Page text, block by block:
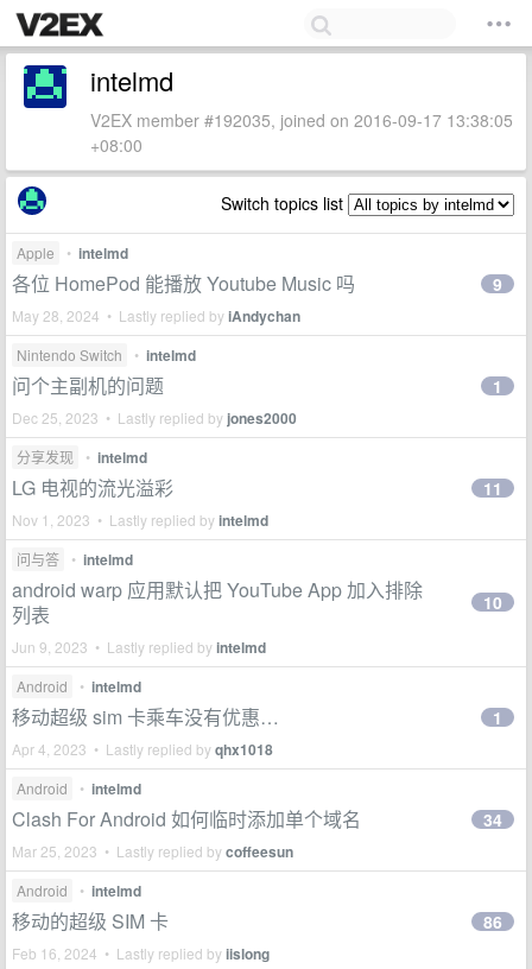
intelmd
V2EX member #192035, joined on 2016-09-17 13:38:05
+08:00
Switch topics list
Apple • intelmd
各位 HomePod 能播放 Youtube Music 吗
May 28, 2024 • Lastly replied byiAndychan
9
Nintendo Switch • intelmd
问个主副机的问题
Dec 25, 2023 • Lastly replied by jones2000
1
分享发现 • intelmd
LG 电视的流光溢彩
Nov 1, 2023 • Lastly replied byintelmd
11
问与答 • intelmd
android warp 应用默认把 YouTube App 加入排除
列表
Jun 9, 2023 • Lastly replied byintelmd
10
Android • intelmd
移动超级 sim 卡乘车没有优惠…
Apr 4, 2023 • Lastly replied byqhx1018
1
Android • intelmd
Clash For Android 如何临时添加单个域名
Mar 25, 2023 • Lastly replied bycoffeesun
34
Android • intelmd
移动的超级 SIM 卡
Feb 16, 2024 • Lastly replied byiislong
86